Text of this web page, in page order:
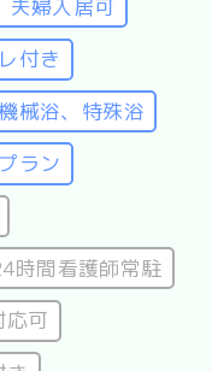
夫婦入居可
付き
機械浴、特殊浴
ラン
時間看護師常駐
応可